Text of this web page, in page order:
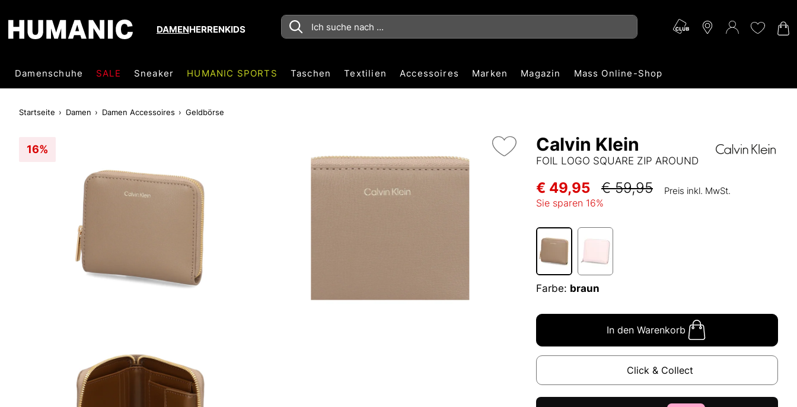
DAMENHERRENKIDS
Damenschuhe SALE Sneaker HUMANIC SPORTS Taschen Textilien Accessoires Marken Magazin Mass Online-Shop
Startseite Damen Damen Accessoires Geldbörse
16% Calvin Klein
FOIL LOGO SQUARE ZIP AROUND
€ 49,95 € 59,95 Preis inkl. MwSt.
Sie sparen 16%
Farbe: braun
In den Warenkorb
Click & Collect